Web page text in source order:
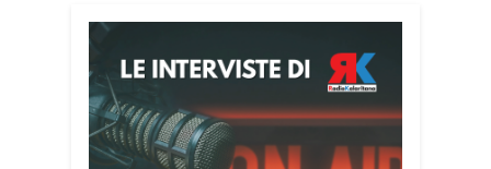
che trovano nella sede della MEM una
particolare valorizzazione. Le grandi
vetrate dello spazio culturale
restituiscono infatti una luminosità
naturale capace di entrare in dialogo
con i colori delle opere.